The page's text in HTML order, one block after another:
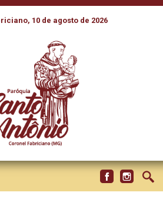
10 de agosto de 2026